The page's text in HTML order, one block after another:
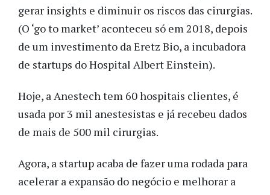
gerar insights e diminuir os riscos das cirurgias.
(O ‘go to market’ aconteceu só em 2018, depois
de um investimento da Eretz Bio, a incubadora
de startups do Hospital Albert Einstein).
Hoje, a Anestech tem 60 hospitais clientes, é
usada por 3 mil anestesistas e já recebeu dados
de mais de 500 mil cirurgias.
Agora, a startup acaba de fazer uma rodada para
acelerar a expansão do negócio e melhorar a